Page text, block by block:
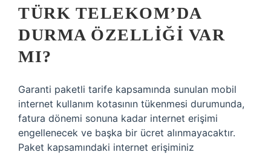
TÜRK TELEKOM’DA
DURMA ÖZELLIĞI VAR
MI?
Garanti paketli tarife kapsamında sunulan mobil
internet kullanım kotasının tükenmesi durumunda,
fatura dönemi sonuna kadar internet erişimi
engellenecek ve başka bir ücret alınmayacaktır.
Paket kapsamındaki internet erişiminiz